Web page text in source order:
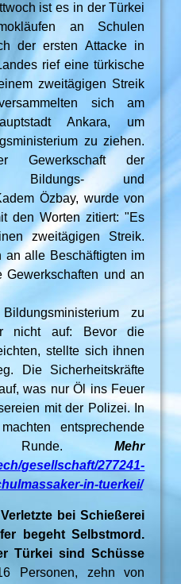
ist es in der Türkei
an Schulen
der ersten Attacke in
rief eine türkische
zweitägigen Streik
sich am
Ankara, um
zu ziehen.
Gewerkschaft der
Bildungs- und
Özbay, wurde von
den Worten zitiert: "Es
zweitägigen Streik.
an alle Beschäftigten im
Gewerkschaften und an
zu
nicht auf: Bevor die
stellte sich ihnen
Die Sicherheitskräfte
was nur Öl ins Feuer
mit der Polizei. In
entsprechende
Runde.Mehr
gesellschaft/277241-
in-tuerkei/
bei Schießerei
begeht Selbstmord.
Türkei sind Schüsse
Personen, zehn von